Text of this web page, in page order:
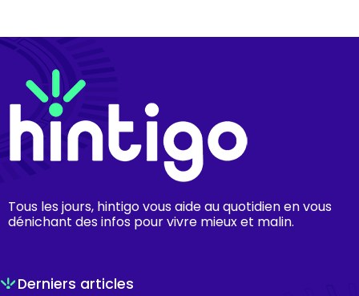
Tous les jours, hintigo vous aide au quotidien en vous
dénichant des infos pour vivre mieux et malin.
Derniers articles